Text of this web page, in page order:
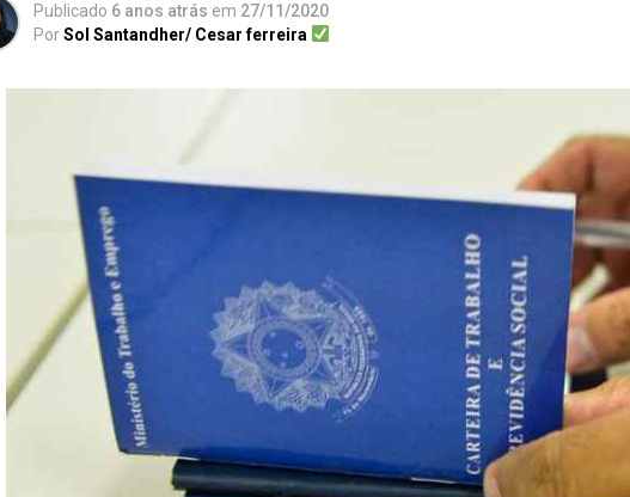
Publicado 6 anos atrás em 27/11/2020
PorSol Santandher/ Cesar ferreira